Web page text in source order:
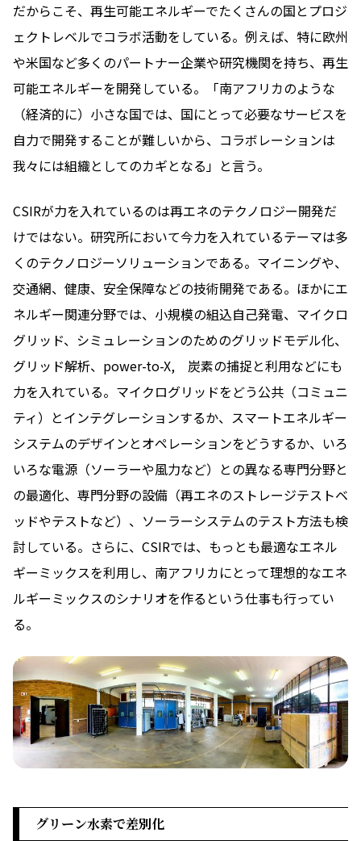
だからこそ、再生可能エネルギーでたくさんの国とプロジ
ェクトレベルでコラボ活動をしている。例えば、特に欧州
や米国など多くのパートナー企業や研究機関を持ち、再生
可能エネルギーを開発している。「南アフリカのような
（経済的に）小さな国では、国にとって必要なサービスを
自力で開発することが難しいから、コラボレーションは
我々には組織としてのカギとなる」と言う。
CSIRが力を入れているのは再エネのテクノロジー開発だ
けではない。研究所において今力を入れているテーマは多
くのテクノロジーソリューションである。マイニングや、
交通網、健康、安全保障などの技術開発である。ほかにエ
ネルギー関連分野では、小規模の組込自己発電、マイクロ
グリッド、シミュレーションのためのグリッドモデル化、
グリッド解析、power-to-X, 炭素の捕捉と利用などにも
力を入れている。マイクログリッドをどう公共（コミュニ
ティ）とインテグレーションするか、スマートエネルギー
システムのデザインとオペレーションをどうするか、いろ
いろな電源（ソーラーや風力など）との異なる専門分野と
の最適化、専門分野の設備（再エネのストレージテストベ
ッドやテストなど）、ソーラーシステムのテスト方法も検
討している。さらに、CSIRでは、もっとも最適なエネル
ギーミックスを利用し、南アフリカにとって理想的なエネ
ルギーミックスのシナリオを作るという仕事も行ってい
る。
グリーン水素で差別化